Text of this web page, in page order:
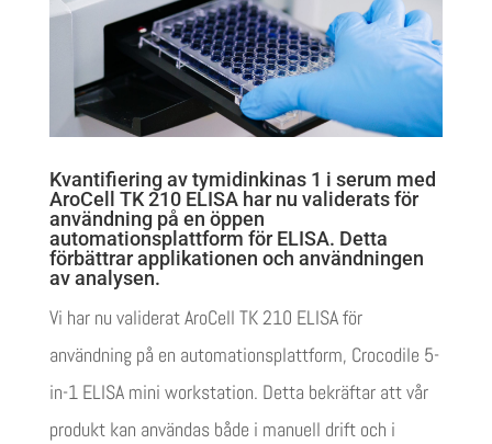
Kvantifiering av tymidinkinas 1 i serum med
AroCell TK 210 ELISA har nu validerats för
användning på en öppen
automationsplattform för ELISA. Detta
förbättrar applikationen och användningen
av analysen.
Vi har nu validerat AroCell TK 210 ELISA för
användning på en automationsplattform, Crocodile 5-
in-1 ELISA mini workstation. Detta bekräftar att vår
produkt kan användas både i manuell drift och i